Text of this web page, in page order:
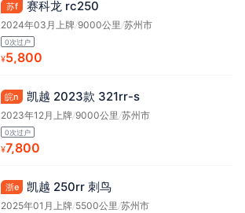
苏f 赛科龙 rc250
2024年03月上牌/9000公里/苏州市
0次过户
¥5,800
皖n 凯越 2023款 321rr-s
2023年12月上牌/9000公里/苏州市
0次过户
¥7,800
浙e 凯越 250rr 刺鸟
2025年01月上牌/5500公里/苏州市